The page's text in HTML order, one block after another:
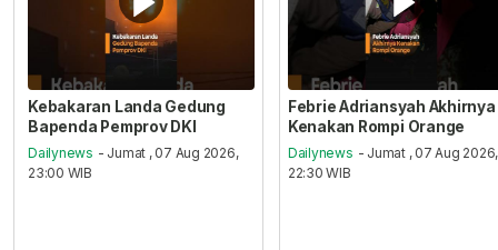
Kebakaran Landa Gedung
Bapenda Pemprov DKI
Dailynews - Jumat , 07 Aug 2026,
23:00 WIB
Febrie Adriansyah Akhirnya
Kenakan Rompi Orange
Dailynews - Jumat , 07 Aug 2026,
22:30 WIB